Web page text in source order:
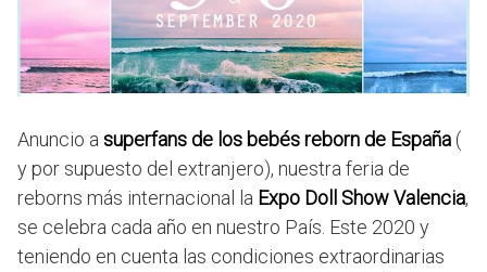
Anuncio a superfans de los bebés reborn de España(
y por supuesto del extranjero), nuestra feria de
reborns más internacional la Expo Doll Show Valencia,
se celebra cada año en nuestro País. Este 2020 y
teniendo en cuenta las condiciones extraordinarias